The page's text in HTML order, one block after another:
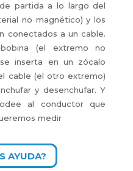
partida a lo largo del
no magnético) y los
conectados a un cable.
(el extremo no
inserta en un zócalo
cable (el otro extremo)
y desenchufar. Y
al conductor que
medir
AYUDA?